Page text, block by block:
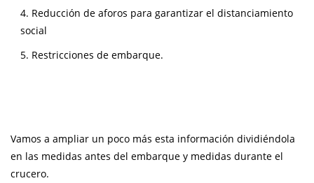
4. Reducción de aforos para garantizar el distanciamiento
social
5. Restricciones de embarque.
Vamos a ampliar un poco más esta información dividiéndola
en las medidas antes del embarque y medidas durante el
crucero.